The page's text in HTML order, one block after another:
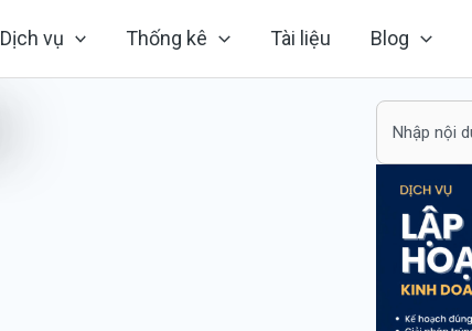
Dịch vụ Thống kê Tài liệu Blog